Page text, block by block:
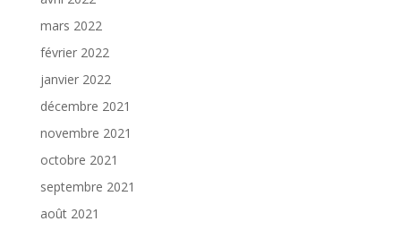
mars 2022
février 2022
janvier 2022
décembre 2021
novembre 2021
octobre 2021
septembre 2021
août 2021